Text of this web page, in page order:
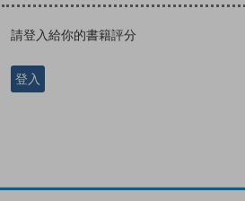
請登入給你的書籍評分
登入